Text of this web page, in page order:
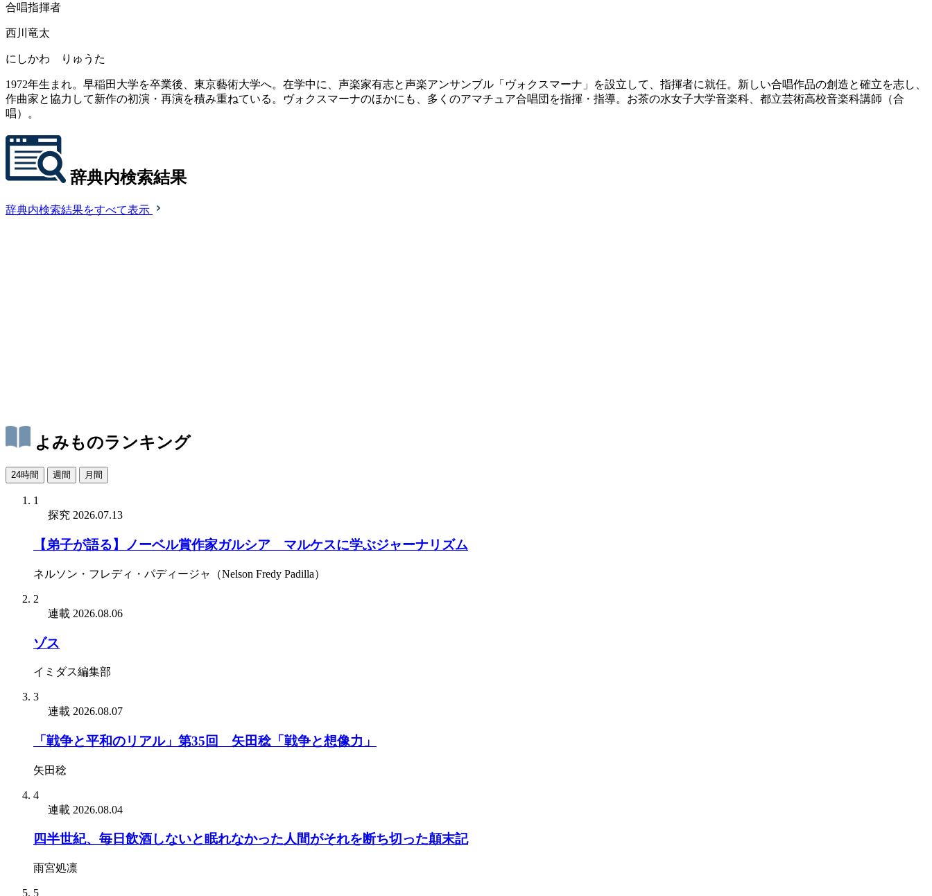
合唱指揮者
西川竜太
にしかわ りゅうた
1972年生まれ。早稲田大学を卒業後、東京藝術大学へ。在学中に、声楽家有志と声楽アンサンブル「ヴォクスマーナ」を設立して、指揮者に就任。新しい合唱作品の創造と確立を志し、
作曲家と協力して新作の初演・再演を積み重ねている。ヴォクスマーナのほかにも、多くのアマチュア合唱団を指揮・指導。お茶の水女子大学音楽科、都立芸術高校音楽科講師（合
唱）。
辞典内検索結果
辞典内検索結果をすべて表示
よみものランキング
24時間 週間 月間
1
探究 2026.07.13
【弟子が語る】ノーベル賞作家ガルシア゠マルケスに学ぶジャーナリズム
ネルソン・フレディ・パディージャ（Nelson Fredy Padilla）
2
連載 2026.08.06
ゾス
イミダス編集部
3
連載 2026.08.07
「戦争と平和のリアル」第35回 矢田稔「戦争と想像力」
矢田稔
4
連載 2026.08.04
四半世紀、毎日飲酒しないと眠れなかった人間がそれを断ち切った顛末記
雨宮処凛
5